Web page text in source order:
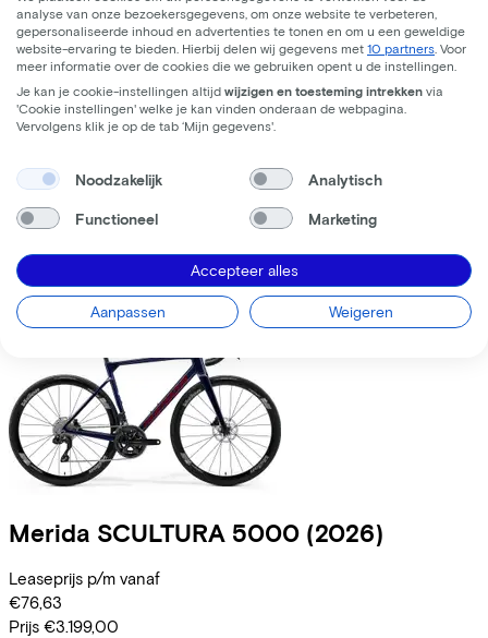
Trek Fuel+ LX 9.8 XT Gen 2 (2026)
Leaseprijs p/m vanaf
€195,63
Prijs €8.699,00
Merida SCULTURA 5000 (2026)
Leaseprijs p/m vanaf
€76,63
Prijs €3.199,00
analyse van onze bezoekersgegevens, om onze website te verbeteren,
gepersonaliseerde inhoud en advertenties te tonen en om u een geweldige
website-ervaring te bieden. Hierbij delen wij gegevens met 10 partners . Voor
meer informatie over de cookies die we gebruiken opent u de instellingen.
Je kan je cookie-instellingen altijd wijzigen en toesteming intrekken via
'Cookie instellingen' welke je kan vinden onderaan de webpagina.
Vervolgens klik je op de tab ‘Mijn gegevens'.
Noodzakelijk Analytisch
Functioneel Marketing
Accepteer alles
Aanpassen Weigeren